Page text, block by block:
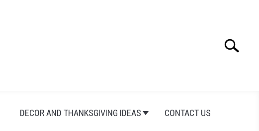
Search
DECOR AND THANKSGIVING IDEAS CONTACT US